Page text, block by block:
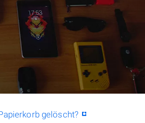
gelöscht?